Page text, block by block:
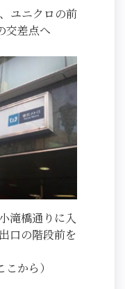
ユニクロの前
交差点へ
滝橋通りに入
口の階段前を
から）